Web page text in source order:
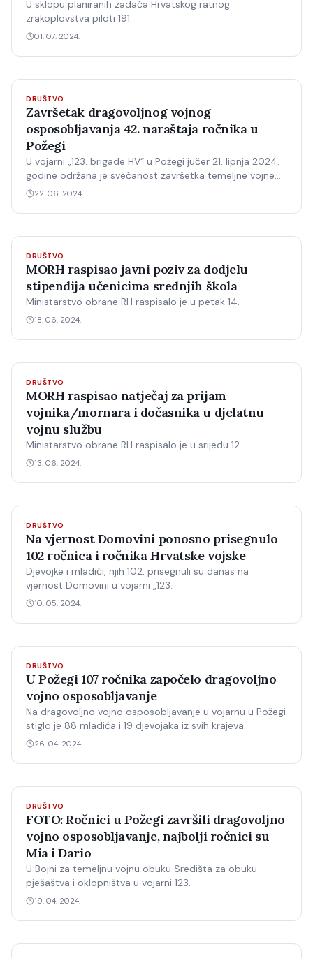
U sklopu planiranih zadaća Hrvatskog ratnog
zrakoplovstva piloti 191.
01. 07. 2024.
DRUŠTVO
Završetak dragovoljnog vojnog
osposobljavanja 42. naraštaja ročnika u
Požegi
U vojarni „123. brigade HV“ u Požegi jučer 21. lipnja 2024.
godine održana je svečanost završetka temeljne vojne
obuke 42. naraštaja ročnika uz dodjelu nagrada i
obuku, Središta za obuku pješaštva i oklopništva
22. 06. 2024.
DRUŠTVO
MORH raspisao javni poziv za dodjelu
stipendija učenicima srednjih škola
Ministarstvo obrane RH raspisalo je u petak 14.
18. 06. 2024.
DRUŠTVO
MORH raspisao natječaj za prijam
vojnika/mornara i dočasnika u djelatnu
vojnu službu
Ministarstvo obrane RH raspisalo je u srijedu 12.
13. 06. 2024.
DRUŠTVO
Na vjernost Domovini ponosno prisegnulo
102 ročnica i ročnika Hrvatske vojske
Djevojke i mladići, njih 102, prisegnuli su danas na
vjernost Domovini u vojarni „123.
10. 05. 2024.
DRUŠTVO
U Požegi 107 ročnika započelo dragovoljno
vojno osposobljavanje
Na dragovoljno vojno osposobljavanje u vojarnu u Požegi
stiglo je 88 mladića i 19 djevojaka iz svih krajeva
Hrvatske.
26. 04. 2024.
DRUŠTVO
FOTO: Ročnici u Požegi završili dragovoljno
vojno osposobljavanje, najbolji ročnici su
Mia i Dario
U Bojni za temeljnu vojnu obuku Središta za obuku
pješaštva i oklopništva u vojarni 123.
19. 04. 2024.